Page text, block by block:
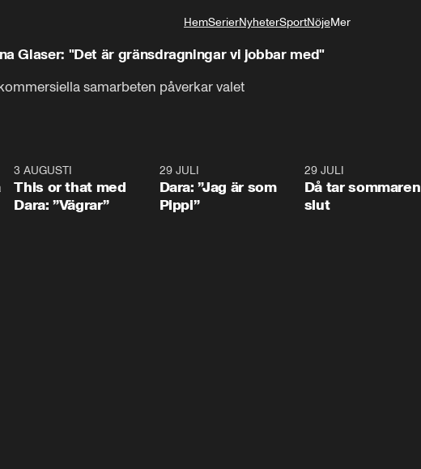
HemSerierNyheterSportNöjeMer
Livsstil
Glaser: "Det är gränsdragningar vi jobbar med"
samarbeten påverkar valet
3 AUGUSTI
This or that med
Dara: ”Vägrar”
29 JULI
Dara: ”Jag är som
Pippi”
29 JULI
Då tar sommaren
slut